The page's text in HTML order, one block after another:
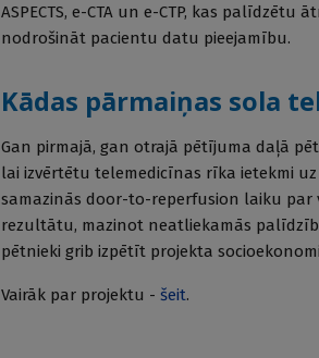
ASPECTS, e-CTA un e-CTP, kas
nodrošināt pacientu datu pieejamību.
Kādas pārmaiņas sola
Gan pirmajā, gan otrajā pētījuma daļā
lai izvērtētu telemedicīnas rīka ietekmi
samazinās door-to-reperfusion laiku par
rezultātu, mazinot neatliekamās
pētnieki grib izpētīt projekta
Vairāk par projektu - šeit.